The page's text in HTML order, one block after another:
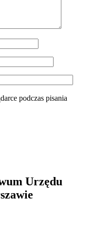
podczas pisania
Urzędu